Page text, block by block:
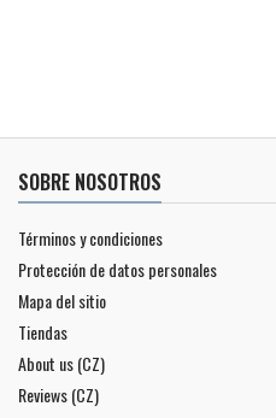
SOBRE NOSOTROS
Términos y condiciones
Protección de datos personales
Mapa del sitio
Tiendas
About us (CZ)
Reviews (CZ)